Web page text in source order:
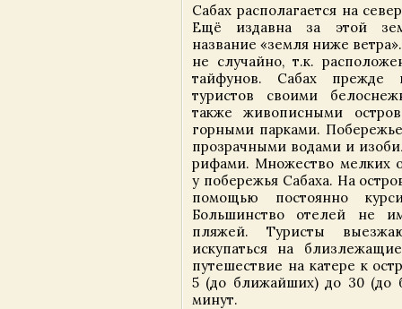
Сабах располагается на
Ещё издавна за этой
название «земля ниже
не случайно, т.к.
тайфунов. Сабах прежде
туристов своими
также живописными
горными парками.
прозрачными водами и
рифами. Множество мелких
у побережья Сабаха. На
помощью постоянно
Большинство отелей не
пляжей. Туристы
искупаться на
путешествие на катере к
5 (до ближайших) до 30 (до
минут.